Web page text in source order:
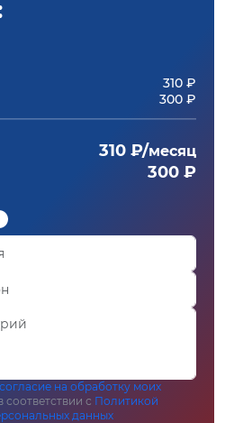
310 ₽
300 ₽
310 ₽/месяц
300 ₽
согласие на обработку моих
соответствии с Политикой
данных